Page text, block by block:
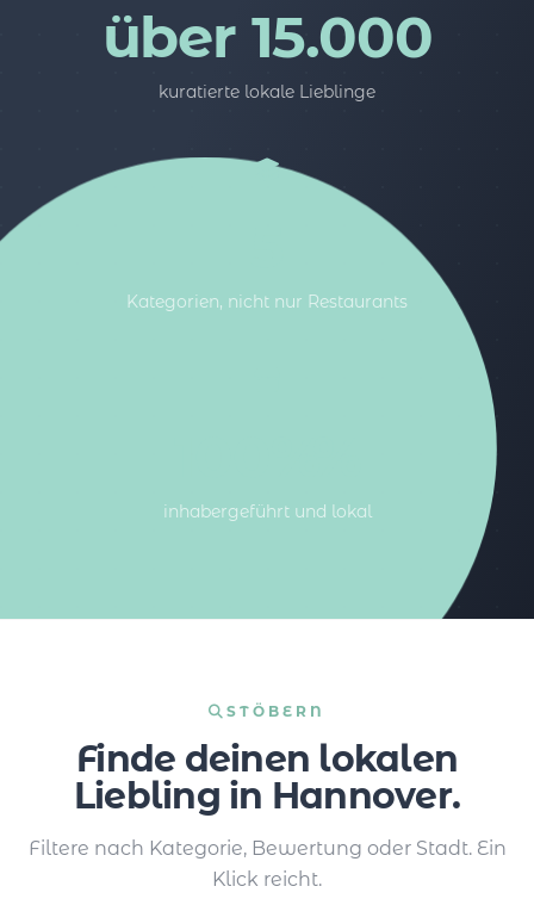
über 15.000
kuratierte lokale Lieblinge
Kategorien, nicht nur Restaurants
inhabergeführt und lokal
STÖBERN
Finde deinen lokalen
Liebling in Hannover.
Filtere nach Kategorie, Bewertung oder Stadt. Ein
Klick reicht.